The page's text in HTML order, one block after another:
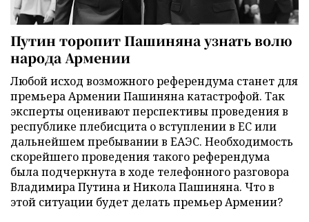
Путин торопит Пашиняна узнать волю
народа Армении
Любой исход возможного референдума станет для
премьера Армении Пашиняна катастрофой. Так
эксперты оценивают перспективы проведения в
республике плебисцита о вступлении в ЕС или
дальнейшем пребывании в ЕАЭС. Необходимость
скорейшего проведения такого референдума
была подчеркнута в ходе телефонного разговора
Владимира Путина и Никола Пашиняна. Что в
этой ситуации будет делать премьер Армении?